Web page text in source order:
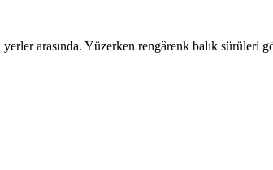
arasında. Yüzerken rengârenk balık sürüleri